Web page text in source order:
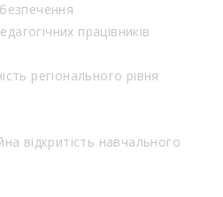
працівників
регіонального рівня
відкритість навчального